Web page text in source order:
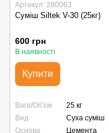
Артикул: 280063
Суміш Siltek V-30 (25кг)
600 грн
В наявності
Купити
Вага/Об'єм
25 кг
Вид
Суха суміш
Основа
Цемента